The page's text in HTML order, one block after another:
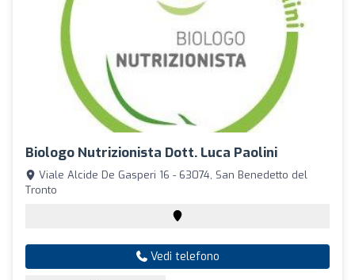
Biologo Nutrizionista Dott. Luca Paolini
Viale Alcide De Gasperi 16 - 63074, San Benedetto del
Tronto
Vedi telefono